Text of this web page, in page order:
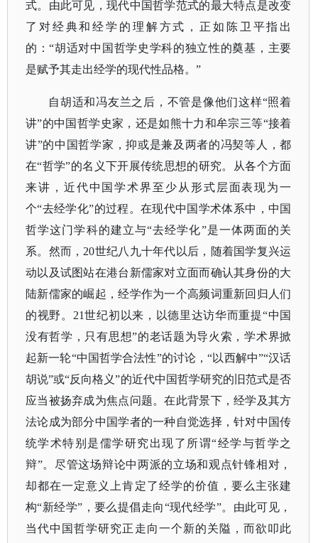
式。由此可见，现代中国哲学范式的最大特点是改变
了对经典和经学的理解方式，正如陈卫平指出
的：“胡适对中国哲学史学科的独立性的奠基，主要
是赋予其走出经学的现代性品格。”
自胡适和冯友兰之后，不管是像他们这样“照着
讲”的中国哲学史家，还是如熊十力和牟宗三等“接着
讲”的中国哲学家，抑或是兼及两者的冯契等人，都
在“哲学”的名义下开展传统思想的研究。从各个方面
来讲，近代中国学术界至少从形式层面表现为一
个“去经学化”的过程。在现代中国学术体系中，中国
哲学这门学科的建立与“去经学化”是一体两面的关
系。然而，20世纪八九十年代以后，随着国学复兴运
动以及试图站在港台新儒家对立面而确认其身份的大
陆新儒家的崛起，经学作为一个高频词重新回归人们
的视野。21世纪初以来，以德里达访华而重提“中国
没有哲学，只有思想”的老话题为导火索，学术界掀
起新一轮“中国哲学合法性”的讨论，“以西解中”“汉话
胡说”或“反向格义”的近代中国哲学研究的旧范式是否
应当被扬弃成为焦点问题。在此背景下，经学及其方
法论成为部分中国学者的一种自觉选择，针对中国传
统学术特别是儒学研究出现了所谓“经学与哲学之
辩”。尽管这场辩论中两派的立场和观点针锋相对，
却都在一定意义上肯定了经学的价值，要么主张建
构“新经学”，要么提倡走向“现代经学”。由此可见，
当代中国哲学研究正走向一个新的关隘，而欲叩此